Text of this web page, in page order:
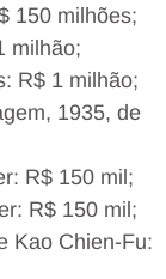
150 milhões;
milhão;
R$ 1 milhão;
1935, de
R$ 150 mil;
R$ 150 mil;
Kao Chien-Fu: